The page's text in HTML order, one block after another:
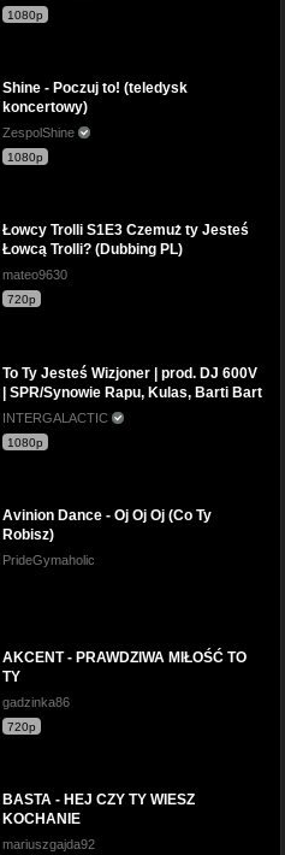
1080p
Shine - Poczuj to! (teledysk
koncertowy)
ZespolShine
1080p
Łowcy Trolli S1E3 Czemuż ty Jesteś
Łowcą Trolli? (Dubbing PL)
mateo9630
720p
To Ty Jesteś Wizjoner | prod. DJ 600V
| SPR/Synowie Rapu, Kulas, Barti Bart
INTERGALACTIC
1080p
Avinion Dance - Oj Oj Oj (Co Ty
Robisz)
PrideGymaholic
AKCENT - PRAWDZIWA MIŁOŚĆ TO
TY
gadzinka86
720p
BASTA - HEJ CZY TY WIESZ
KOCHANIE
mariuszgajda92